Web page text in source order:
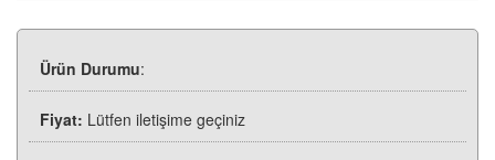
Ürün Durumu:
Fiyat: Lütfen iletişime geçiniz